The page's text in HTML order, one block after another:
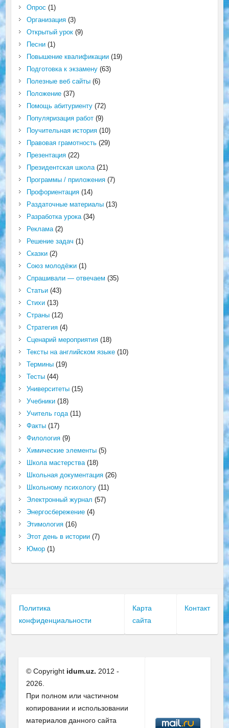
Опрос (1)
Организация(3)
Открытый урок(9)
Песни(1)
Повышение квалификации(19)
Подготовка к экзамену(63)
Полезные веб сайты(6)
Положение(37)
Помощь абитуриенту(72)
Популяризация работ(9)
Поучительная история(10)
Правовая грамотность(29)
Презентация(22)
Президентская школа(21)
Программы / приложения(7)
Профориентация(14)
Раздаточные материалы(13)
Разработка урока(34)
Реклама(2)
Решение задач (1)
Сказки(2)
Союз молодёжи(1)
Спрашивали — отвечаем (35)
Статьи(43)
Стихи(13)
Страны(12)
Стратегия(4)
Сценарий мероприятия(18)
Тексты на английском языке(10)
Термины(19)
Тесты(44)
Университеты(15)
Учебники(18)
Учитель года(11)
Факты(17)
Филология(9)
Химические элементы(5)
Школа мастерства(18)
Школьная документация(26)
Школьному психологу(11)
Электронный журнал (57)
Энергосбережение(4)
Этимология(16)
Этот день в истории(7)
Юмор(1)
Политика
конфиденциальности
Карта
сайта
Контакт
© Copyright idum.uz. 2012 -
2026.
При полном или частичном
копировании и использовании
материалов данного сайта